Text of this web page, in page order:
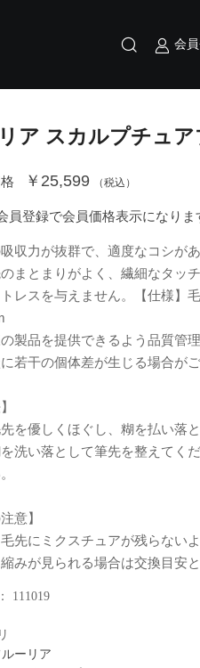
会
ア スカルプチュ
￥25,599 （税込）
員登録で会員価格表示になりま
収力が抜群で、適度なコシが
まとまりがよく、繊細なタッ
レスを与えません。【仕様】
製品を提供できるよう品質管
若干の個体差が生じる場合が
を優しくほぐし、糊を払い落
洗い落として筆先を整えてく
意】
先にミクスチュアが残らない
みが見られる場合は交換目安と
111019
ルーリア